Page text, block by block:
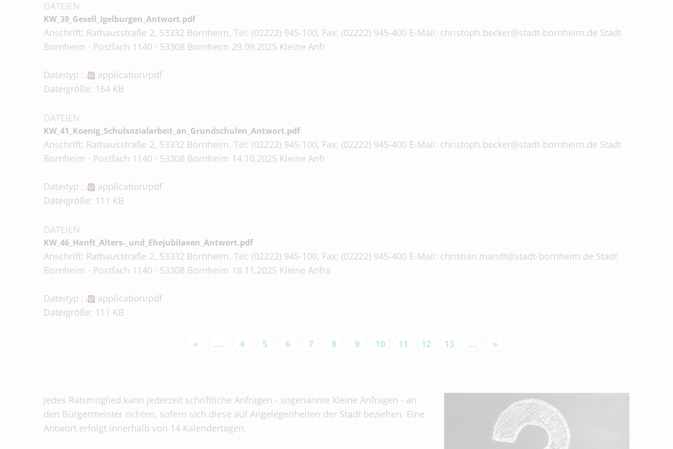
DATEIEN
KW_39_Gesell_Igelburgen_Antwort.pdf
Anschrift: Rathausstraße 2, 53332 Bornheim, Tel: (02222) 945-100, Fax: (02222) 945-400 E-Mail: christoph.becker@stadt-bornheim.de Stadt
Bornheim · Postfach 1140 · 53308 Bornheim 29.09.2025 Kleine Anfr
Dateityp :
application/pdf
Dateigröße: 164 KB
DATEIEN
KW_41_Koenig_Schulsozialarbeit_an_Grundschulen_Antwort.pdf
Anschrift: Rathausstraße 2, 53332 Bornheim, Tel: (02222) 945-100, Fax: (02222) 945-400 E-Mail: christoph.becker@stadt-bornheim.de Stadt
Bornheim · Postfach 1140 · 53308 Bornheim 14.10.2025 Kleine Anfr
Dateityp :
application/pdf
Dateigröße: 111 KB
DATEIEN
KW_46_Hanft_Alters-_und_Ehejubilaeen_Antwort.pdf
Anschrift: Rathausstraße 2, 53332 Bornheim, Tel: (02222) 945-100, Fax: (02222) 945-400 E-Mail: christian.mandt@stadt-bornheim.de Stadt
Bornheim · Postfach 1140 · 53308 Bornheim 18.11.2025 Kleine Anfra
Dateityp :
application/pdf
Dateigröße: 111 KB
« .... 4 5 6 7 8 9 10 11 12 13 .... »
Jedes Ratsmitglied kann jederzeit schriftliche Anfragen - sogenannte kleine Anfragen - an
den Bürgermeister richten, sofern sich diese auf Angelegenheiten der Stadt beziehen. Eine
Antwort erfolgt innerhalb von 14 Kalendertagen.